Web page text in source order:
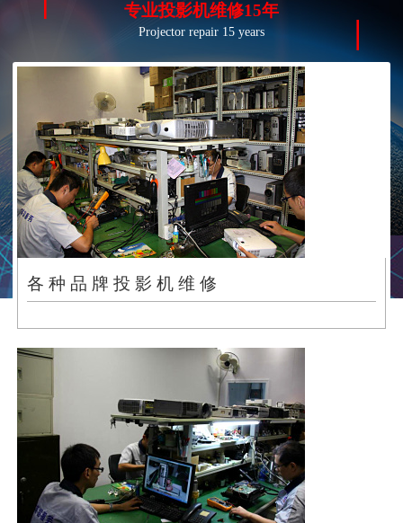
专业投影机维修15年
Projector repair 15 years
各 种 品 牌 投 影 机 维 修